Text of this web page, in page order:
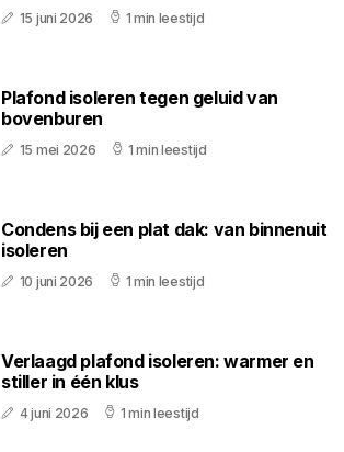
15 juni 2026 1 min leestijd
Plafond isoleren tegen geluid van
bovenburen
15 mei 2026 1 min leestijd
Condens bij een plat dak: van binnenuit
isoleren
10 juni 2026 1 min leestijd
Verlaagd plafond isoleren: warmer en
stiller in één klus
4 juni 2026 1 min leestijd